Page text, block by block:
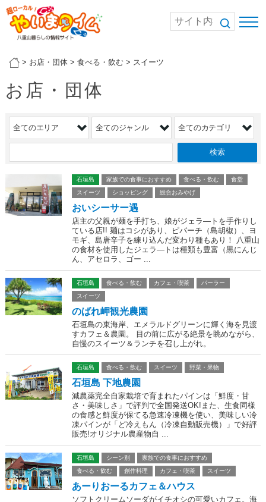
> お店・団体> 食べる・飲む > スイーツ
お店・団体
石垣島 家族での食事におすすめ 食べる・飲む
食堂
スイーツ
ショッピング 総合おみやげ
おいシーサー遇
店主の父親が麺を手打ち、娘がジェラ―トを手作りし
ている店!! 麺はコシがあり、ピパーチ（島胡椒）、ヨ
モギ、島唐辛子を練り込んだ変わり種もあり！ 八重山
の食材を使用したジェラ―トは種類も豊富（黒にんじ
ん、アセロラ、ゴー ...
石垣島 食べる・飲む カフェ・喫茶
パーラー
スイーツ
のばれ岬観光農園
石垣島の東海岸、エメラルドグリーンに輝く海を見渡
すカフェ＆農園。 目の前に広がる絶景を眺めながら、
自慢のスイーツ＆ランチを召し上がれ。
石垣島 食べる・飲む スイーツ 野菜・果物
石垣島 下地農園
減農薬完全自家栽培で育まれたパインは「鮮度・甘
さ・美味しさ」で評判で全国発送OK!また、生食同様
の食感と鮮度が保てる急速冷凍機を使い、美味しい冷
凍パインが「ど冷えもん（冷凍自動販売機）」で好評
販売!オリジナル農産物自 ...
石垣島 シーン別
家族での食事におすすめ
食べる・飲む
創作料理 カフェ・喫茶 スイーツ
あーりおーるカフェ＆ハウス
ソフトクリームソーダがイチオシの可愛いカフェ。海